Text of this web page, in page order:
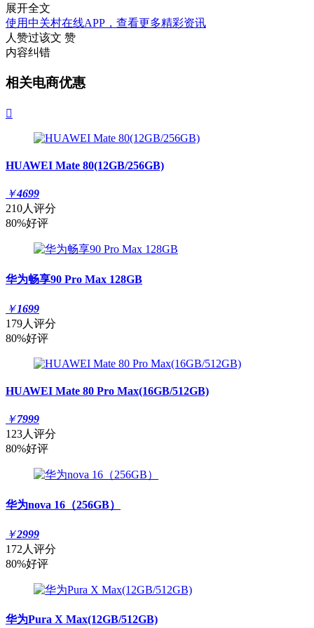
展开全文
使用中关村在线APP，查看更多精彩资讯
人赞过该文 赞
内容纠错
相关电商优惠

HUAWEI Mate 80(12GB/256GB)
￥4699
210人评分
80%好评
华为畅享90 Pro Max 128GB
￥1699
179人评分
80%好评
HUAWEI Mate 80 Pro Max(16GB/512GB)
￥7999
123人评分
80%好评
华为nova 16（256GB）
￥2999
172人评分
80%好评
华为Pura X Max(12GB/512GB)